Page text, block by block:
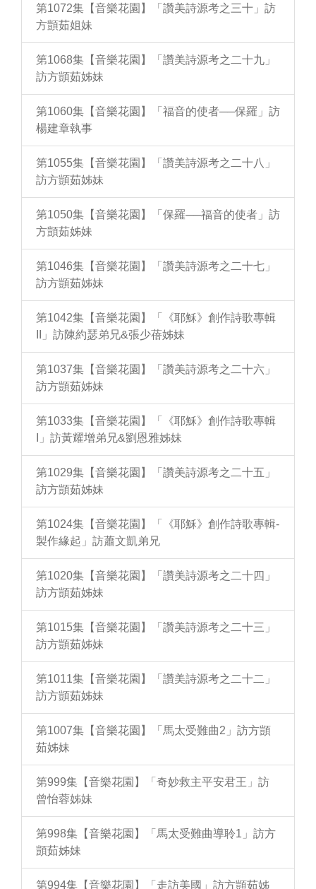
第1072集【音樂花園】「讚美詩源考之三十」訪
方顗茹姐妹
第1068集【音樂花園】「讚美詩源考之二十九」
訪方顗茹姊妹
第1060集【音樂花園】「福音的使者──保羅」訪
楊建章執事
第1055集【音樂花園】「讚美詩源考之二十八」
訪方顗茹姊妹
第1050集【音樂花園】「保羅──福音的使者」訪
方顗茹姊妹
第1046集【音樂花園】「讚美詩源考之二十七」
訪方顗茹姊妹
第1042集【音樂花園】「《耶穌》創作詩歌專輯
II」訪陳約瑟弟兄&張少蓓姊妹
第1037集【音樂花園】「讚美詩源考之二十六」
訪方顗茹姊妹
第1033集【音樂花園】「《耶穌》創作詩歌專輯
I」訪黃耀增弟兄&劉恩雅姊妹
第1029集【音樂花園】「讚美詩源考之二十五」
訪方顗茹姊妹
第1024集【音樂花園】「《耶穌》創作詩歌專輯-
製作緣起」訪蕭文凱弟兄
第1020集【音樂花園】「讚美詩源考之二十四」
訪方顗茹姊妹
第1015集【音樂花園】「讚美詩源考之二十三」
訪方顗茹姊妹
第1011集【音樂花園】「讚美詩源考之二十二」
訪方顗茹姊妹
第1007集【音樂花園】「馬太受難曲2」訪方顗
茹姊妹
第999集【音樂花園】「奇妙救主平安君王」訪
曾怡蓉姊妹
第998集【音樂花園】「馬太受難曲導聆1」訪方
顗茹姊妹
第994集【音樂花園】「走訪美國」訪方顗茹姊